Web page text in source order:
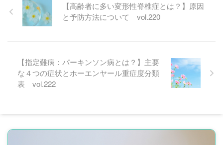
【高齢者に多い変形性脊椎症とは？】原因
と予防方法について vol.220
【指定難病：パーキンソン病とは？】主要
な４つの症状とホーエンヤール重症度分類
表 vol.222